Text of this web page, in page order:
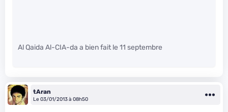
Al Qaida Al-CIA-da a bien fait le 11 septembre
tAran
Le 03/01/2013 à 08h50